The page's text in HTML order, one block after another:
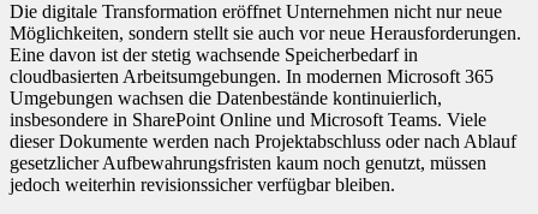
Die digitale Transformation eröffnet Unternehmen nicht nur neue
Möglichkeiten, sondern stellt sie auch vor neue Herausforderungen.
Eine davon ist der stetig wachsende Speicherbedarf in
cloudbasierten Arbeitsumgebungen. In modernen Microsoft 365
Umgebungen wachsen die Datenbestände kontinuierlich,
insbesondere in SharePoint Online und Microsoft Teams. Viele
dieser Dokumente werden nach Projektabschluss oder nach Ablauf
gesetzlicher Aufbewahrungsfristen kaum noch genutzt, müssen
jedoch weiterhin revisionssicher verfügbar bleiben.